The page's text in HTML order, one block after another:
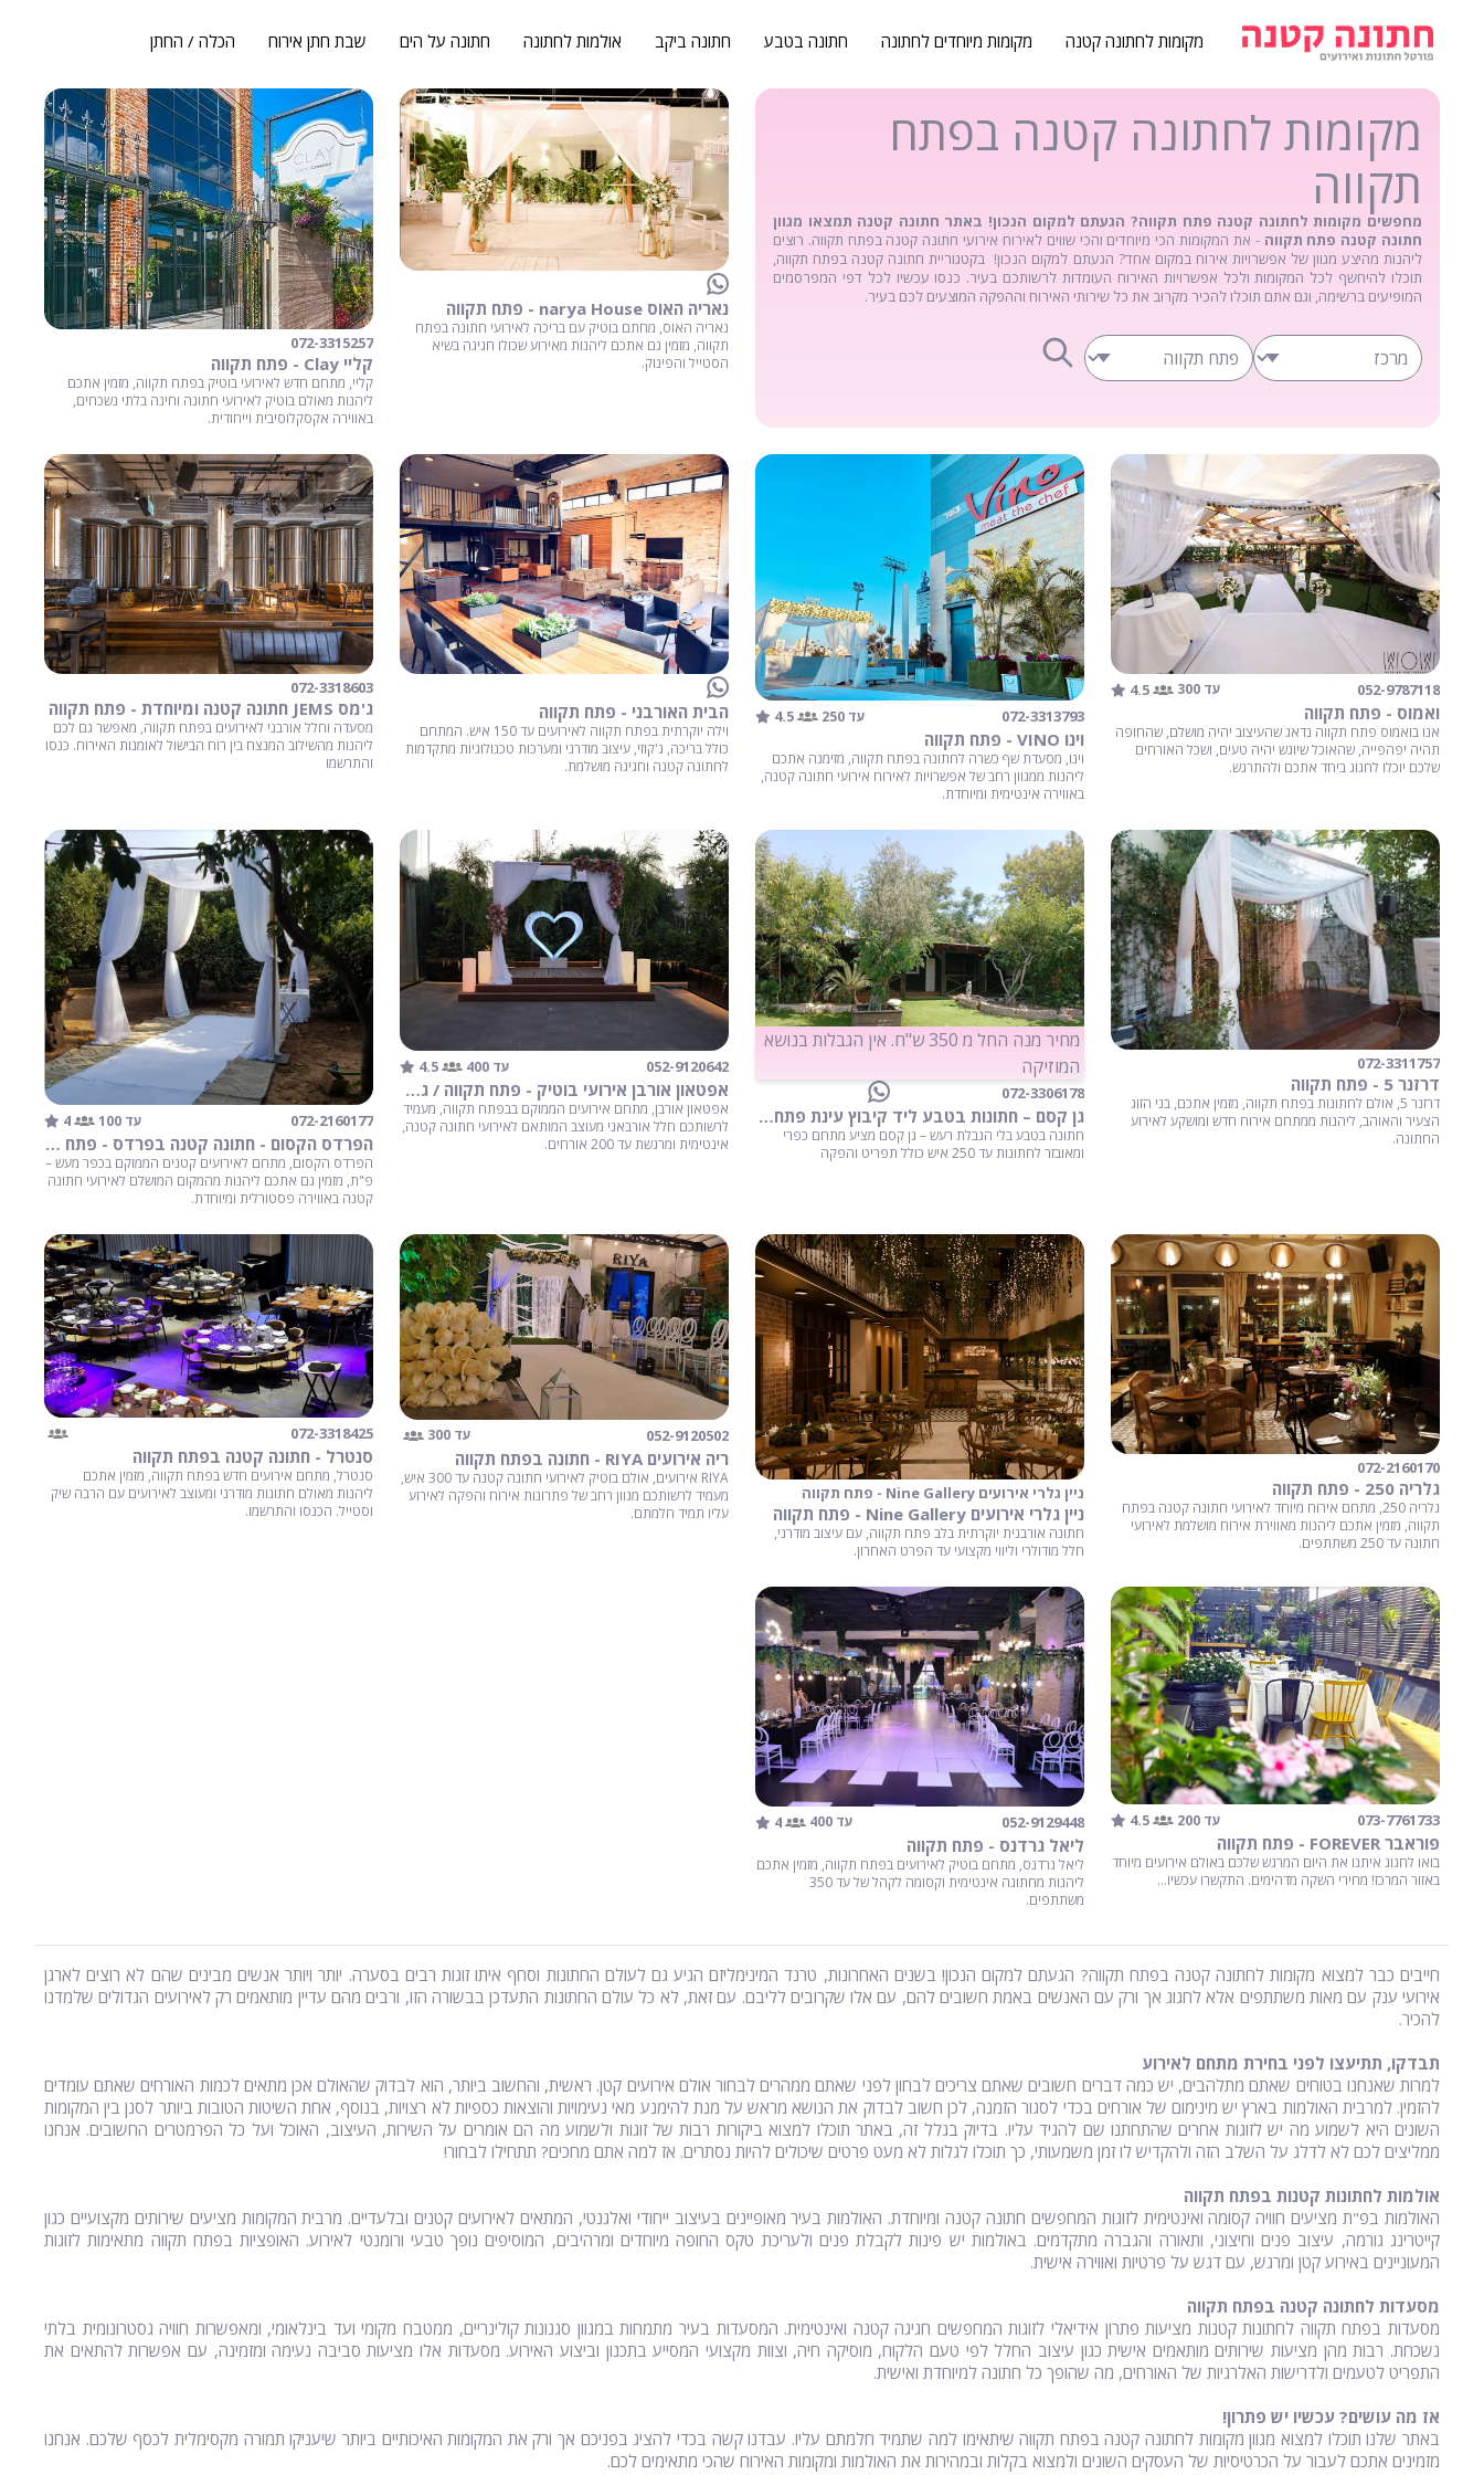
מקומות לחתונה קטנה מקומות מיוחדים לחתונה חתונה בטבע חתונה ביקב אולמות לחתונה חתונה על הים שבת חתן אירוח הכלה / החתן
מקומות לחתונה קטנה בפתח
תקווה
מחפשים מקומות לחתונה קטנה פתח תקווה? הגעתם למקום הנכון! באתר חתונה קטנה תמצאו מגוון
חתונה קטנה פתח תקווה- את המקומות הכי מיוחדים והכי שווים לאירוח אירועי חתונה קטנה בפתח תקווה. רוצים
ליהנות מהיצע מגוון של אפשרויות אירוח במקום אחד? הגעתם למקום הנכון! בקטגוריית חתונה קטנה בפתח תקווה,
תוכלו להיחשף לכל המקומות ולכל אפשרויות האירוח העומדות לרשותכם בעיר. כנסו עכשיו לכל דפי המפרסמים
המופיעים ברשימה, וגם אתם תוכלו להכיר מקרוב את כל שירותי האירוח וההפקה המוצעים לכם בעיר.
נאריה האוס narya House - פתח תקווה
נאריה האוס, מחתם בוטיק עם בריכה לאירועי חתונה בפתח
תקווה, מזמין גם אתכם ליהנות מאירוע שכולו חגיגה בשיא
הסטייל והפינוק.
072-3315257
קליי Clay - פתח תקווה
קליי, מתחם חדש לאירועי בוטיק בפתח תקווה, מזמין אתכם
ליהנות מאולם בוטיק לאירועי חתונה וחינה בלתי נשכחים,
באווירה אקסקלוסיבית וייחודית.
052-9787118 עד 300 4.5
ואמוס - פתח תקווה
אנו בואמוס פתח תקווה נדאג שהעיצוב יהיה מושלם, שהחופה
תהיה יפהפייה, שהאוכל שיוגש יהיה טעים, ושכל האורחים
שלכם יוכלו לחגוג ביחד אתכם ולהתרגש.
072-3313793 עד 250 4.5
וינו VINO - פתח תקווה
וינו, מסעדת שף כשרה לחתונה בפתח תקווה, מזימנה אתכם
ליהנות ממגוון רחב של אפשרויות לאירוח אירועי חתונה קטנה,
באווירה אינטימית ומיוחדת.
הבית האורבני - פתח תקווה
וילה יוקרתית בפתח תקווה לאירועים עד 150 איש. המתחם
כולל בריכה, ג'קוזי, עיצוב מודרני ומערכות טכנולוגיות מתקדמות
לחתונה קטנה וחגיגה מושלמת.
072-3318603
ג'מס JEMS חתונה קטנה ומיוחדת - פתח תקווה
מסעדה וחלל אורבני לאירועים בפתח תקווה, מאפשר גם לכם
ליהנות מהשילוב המנצח בין רוח הבישול לאומנות האירוח. כנסו
והתרשמו
072-3311757
דרזנר 5 - פתח תקווה
דרזנר 5, אולם לחתונות בפתח תקווה, מזמין אתכם, בני הזוג
הצעיר והאוהב, ליהנות ממתחם אירוח חדש ומושקע לאירוע
החתונה.
מחיר מנה החל מ 350 ש"ח. אין הגבלות בנושא
המוזיקה
072-3306178
גן קסם – חתונות בטבע ליד קיבוץ עינת פתח תקווה
חתונה בטבע בלי הגבלת רעש – גן קסם מציע מתחם כפרי
ומאובזר לחתונות עד 250 איש כולל תפריט והפקה
052-9120642 עד 400 4.5
אפטאון אורבן אירועי בוטיק - פתח תקווה / גבעת שמואל
אפטאון אורבן, מתחם אירועים הממוקם בבפתח תקווה, מעמיד
לרשותכם חלל אורבאני מעוצב המותאם לאירועי חתונה קטנה,
אינטימית ומרגשת עד 200 אורחים.
072-2160177 עד 100 4
הפרדס הקסום - חתונה קטנה בפרדס - פתח תקווה
הפרדס הקסום, מתחם לאירועים קטנים הממוקם בכפר מעש –
פ"ת, מזמין גם אתכם ליהנות מהמקום המושלם לאירועי חתונה
קטנה באווירה פסטורלית ומיוחדת.
072-2160170
גלריה 250 - פתח תקווה
גלריה 250, מתחם אירוח מיוחד לאירועי חתונה קטנה בפתח
תקווה, מזמין אתכם ליהנות מאווירת אירוח מושלמת לאירועי
חתונה עד 250 משתתפים.
ניין גלרי אירועים Nine Gallery - פתח תקווה
ניין גלרי אירועים Nine Gallery - פתח תקווה
חתונה אורבנית יוקרתית בלב פתח תקווה, עם עיצוב מודרני,
חלל מודולרי וליווי מקצועי עד הפרט האחרון.
052-9120502 עד 300
ריה אירועים RIYA - חתונה בפתח תקווה
RIYA אירועים, אולם בוטיק לאירועי חתונה קטנה עד 300 איש,
מעמיד לרשותכם מגוון רחב של פתרונות אירוח והפקה לאירוע
עליו תמיד חלמתם.
072-3318425
סנטרל - חתונה קטנה בפתח תקווה
סנטרל, מתחם אירועים חדש בפתח תקווה, מזמין אתכם
ליהנות מאולם חתונות מודרני ומעוצב לאירועים עם הרבה שיק
וסטייל. הכנסו והתרשמו.
073-7761733 עד 200 4.5
פוראבר FOREVER - פתח תקווה
בואו לחגוג איתנו את היום המרגש שלכם באולם אירועים מיוחד
באזור המרכז! מחירי השקה מדהימים. התקשרו עכשיו...
052-9129448 עד 400 4
ליאל גרדנס - פתח תקווה
ליאל גרדנס, מתחם בוטיק לאירועים בפתח תקווה, מזמין אתכם
ליהנות מחתונה אינטימית וקסומה לקהל של עד 350
משתתפים.
חייבים כבר למצוא מקומות לחתונה קטנה בפתח תקווה? הגעתם למקום הנכון! בשנים האחרונות, טרנד המינימליזם הגיע גם לעולם החתונות וסחף איתו זוגות רבים בסערה. יותר ויותר אנשים מבינים שהם לא רוצים לארגן
אירועי ענק עם מאות משתתפים אלא לחגוג אך ורק עם האנשים באמת חשובים להם, עם אלו שקרובים לליבם. עם זאת, לא כל עולם החתונות התעדכן בבשורה הזו, ורבים מהם עדיין מותאמים רק לאירועים הגדולים שלמדנו
להכיר.
תבדקו, תתיעצו לפני בחירת מתחם לאירוע
למרות שאנחנו בטוחים שאתם מתלהבים, יש כמה דברים חשובים שאתם צריכים לבחון לפני שאתם ממהרים לבחור אולם אירועים קטן. ראשית, והחשוב ביותר, הוא לבדוק שהאולם אכן מתאים לכמות האורחים שאתם עומדים
להזמין. למרבית האולמות בארץ יש מינימום של אורחים בכדי לסגור הזמנה, לכן חשוב לבדוק את הנושא מראש על מנת להימנע מאי נעימויות והוצאות כספיות לא רצויות, בנוסף, אחת השיטות הטובות ביותר לסנן בין המקומות
השונים היא לשמוע מה יש לזוגות אחרים שהתחתנו שם להגיד עליו. בדיוק בגלל זה, באתר תוכלו למצוא ביקורות רבות של זוגות ולשמוע מה הם אומרים על השירות, העיצוב, האוכל ועל כל הפרמטרים החשובים. אנחנו
ממליצים לכם לא לדלג על השלב הזה ולהקדיש לו זמן משמעותי, כך תוכלו לגלות לא מעט פרטים שיכולים להיות נסתרים. אז למה אתם מחכים? תתחילו לבחור!
אולמות לחתונות קטנות בפתח תקווה
האולמות בפ"ת מציעים חוויה קסומה ואינטימית לזוגות המחפשים חתונה קטנה ומיוחדת. האולמות בעיר מאופיינים בעיצוב ייחודי ואלגנטי, המתאים לאירועים קטנים ובלעדיים. מרבית המקומות מציעים שירותים מקצועיים כגון
קייטרינג גורמה, עיצוב פנים וחיצוני, ותאורה והגברה מתקדמים. באולמות יש פינות לקבלת פנים ולעריכת טקס החופה מיוחדים ומרהיבים, המוסיפים נופך טבעי ורומנטי לאירוע. האופציות בפתח תקווה מתאימות לזוגות
המעוניינים באירוע קטן ומרגש, עם דגש על פרטיות ואווירה אישית.
מסעדות לחתונה קטנה בפתח תקווה
מסעדות בפתח תקווה לחתונות קטנות מציעות פתרון אידיאלי לזוגות המחפשים חגיגה קטנה ואינטימית. המסעדות בעיר מתמחות במגוון סגנונות קולינריים, ממטבח מקומי ועד בינלאומי, ומאפשרות חוויה גסטרונומית בלתי
נשכחת. רבות מהן מציעות שירותים מותאמים אישית כגון עיצוב החלל לפי טעם הלקוח, מוסיקה חיה, וצוות מקצועי המסייע בתכנון וביצוע האירוע. מסעדות אלו מציעות סביבה נעימה ומזמינה, עם אפשרות להתאים את
התפריט לטעמים ולדרישות האלרגיות של האורחים, מה שהופך כל חתונה למיוחדת ואישית.
אז מה עושים? עכשיו יש פתרון!
באתר שלנו תוכלו למצוא מגוון מקומות לחתונה קטנה בפתח תקווה שיתאימו למה שתמיד חלמתם עליו. עבדנו קשה בכדי להציג בפניכם אך ורק את המקומות האיכותיים ביותר שיעניקו תמורה מקסימלית לכסף שלכם. אנחנו
מזמינים אתכם לעבור על הכרטיסיות של העסקים השונים ולמצוא בקלות ובמהירות את האולמות ומקומות האירוח שהכי מתאימים לכם.